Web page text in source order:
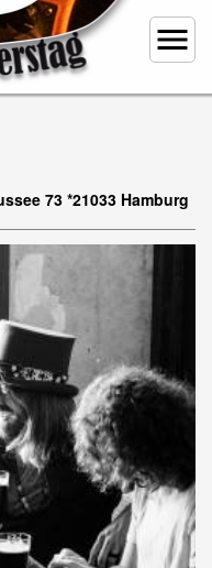
menu
73 *21033 Hamburg